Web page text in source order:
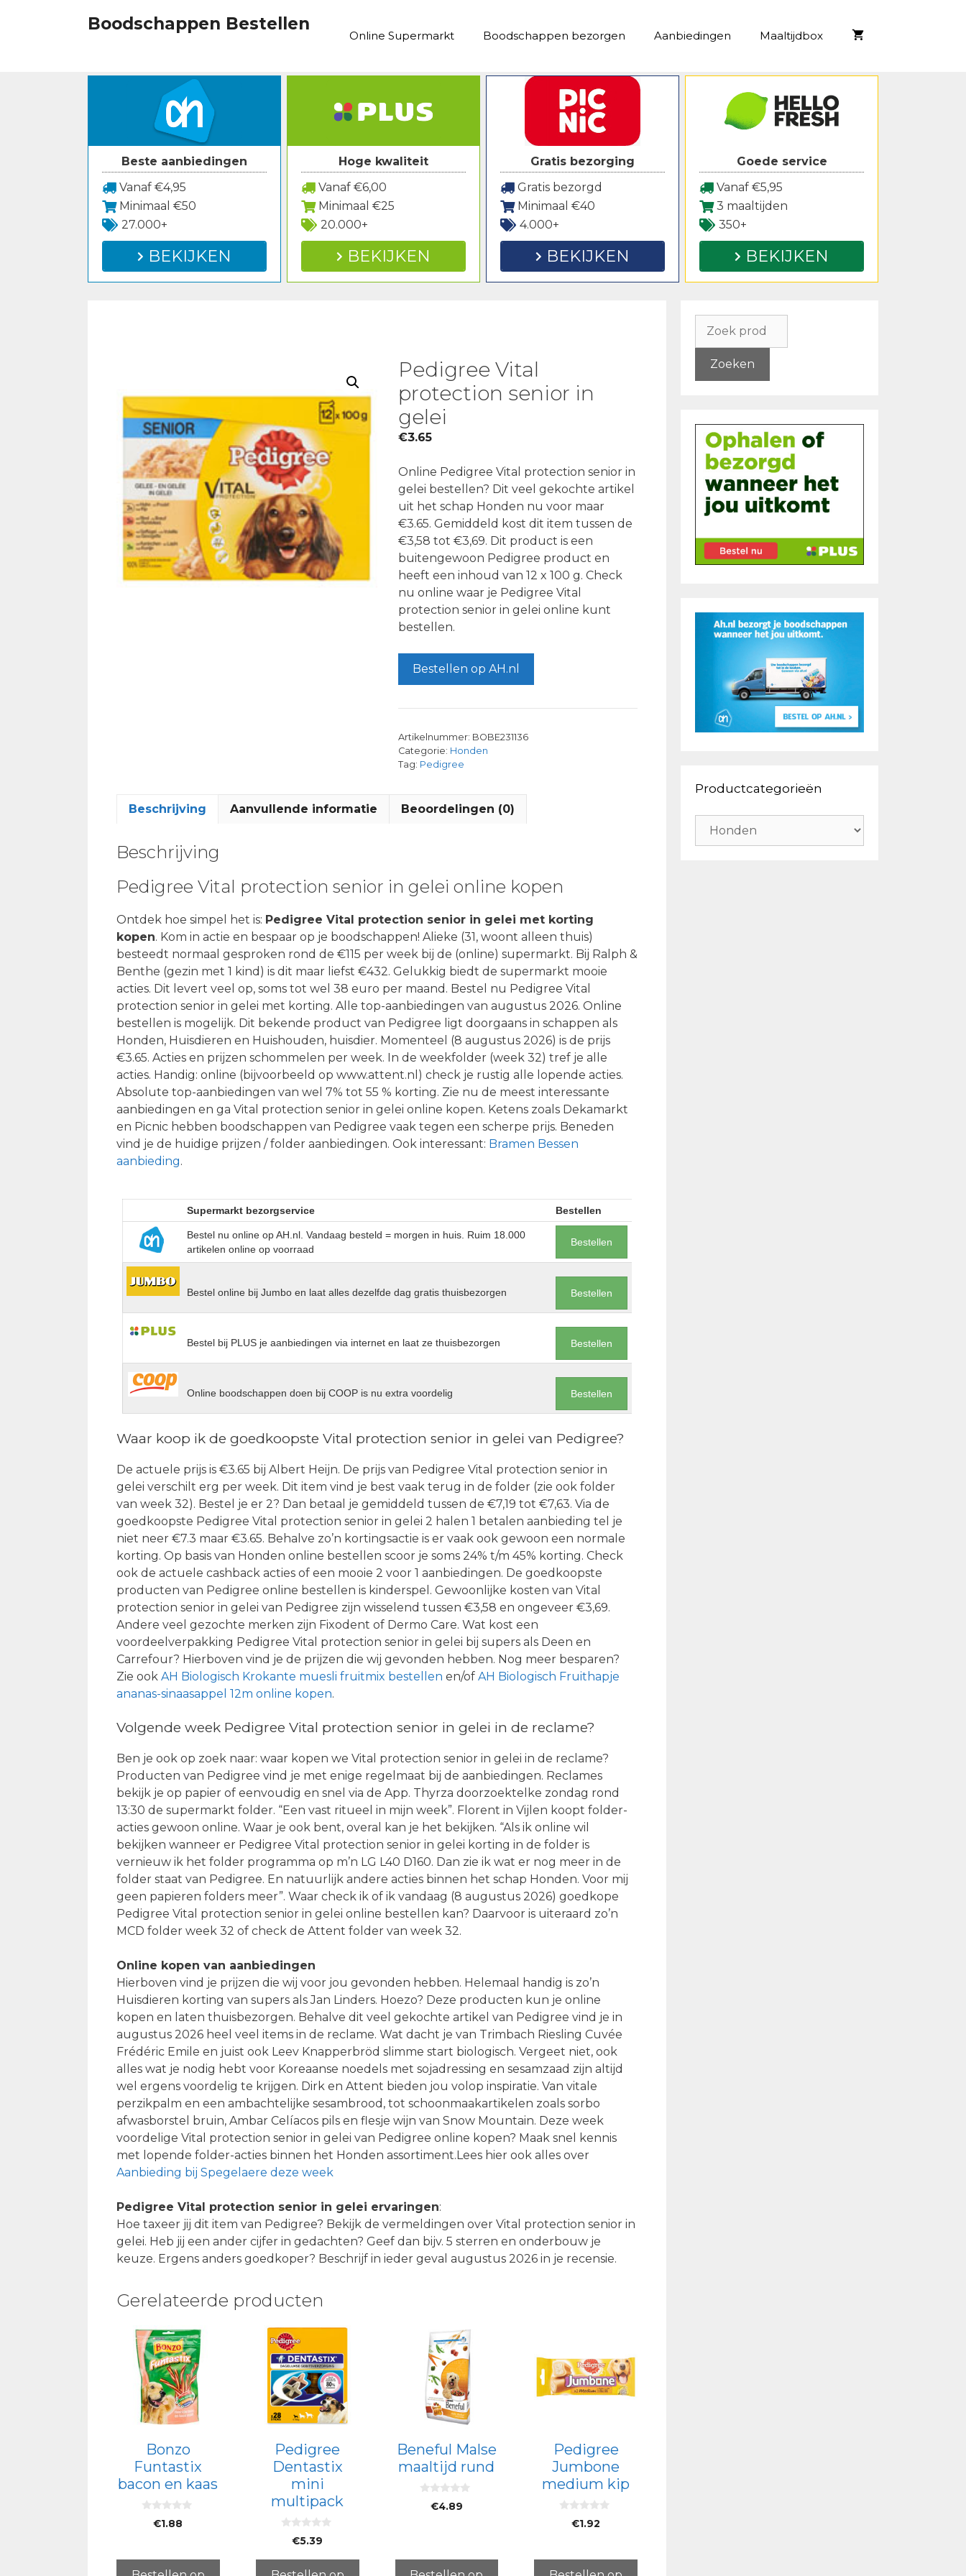
Boodschappen Bestellen
Online Supermarkt Boodschappen bezorgen Aanbiedingen Maaltijdbox
Beste aanbiedingen
Vanaf €4,95
Minimaal €50
27.000+
BEKIJKEN
Hoge kwaliteit
Vanaf €6,00
Minimaal €25
20.000+
BEKIJKEN
Gratis bezorging
Gratis bezorgd
Minimaal €40
4.000+
BEKIJKEN
Goede service
Vanaf €5,95
3 maaltijden
350+
BEKIJKEN
Pedigree Vital
protection senior in
gelei
€3.65
Online Pedigree Vital protection senior in
gelei bestellen? Dit veel gekochte artikel
uit het schap Honden nu voor maar
€3.65. Gemiddeld kost dit item tussen de
€3,58 tot €3,69. Dit product is een
buitengewoon Pedigree product en
heeft een inhoud van 12 x 100 g. Check
nu online waar je Pedigree Vital
protection senior in gelei online kunt
bestellen.
Bestellen op AH.nl
Artikelnummer: BOBE231136
Categorie: Honden
Tag: Pedigree
Beschrijving Aanvullende informatie Beoordelingen (0)
Beschrijving
Pedigree Vital protection senior in gelei online kopen
Ontdek hoe simpel het is: Pedigree Vital protection senior in gelei met korting
kopen. Kom in actie en bespaar op je boodschappen! Alieke (31, woont alleen thuis)
besteedt normaal gesproken rond de €115 per week bij de (online) supermarkt. Bij Ralph &
Benthe (gezin met 1 kind) is dit maar liefst €432. Gelukkig biedt de supermarkt mooie
acties. Dit levert veel op, soms tot wel 38 euro per maand. Bestel nu Pedigree Vital
protection senior in gelei met korting. Alle top-aanbiedingen van augustus 2026. Online
bestellen is mogelijk. Dit bekende product van Pedigree ligt doorgaans in schappen als
Honden, Huisdieren en Huishouden, huisdier. Momenteel (8 augustus 2026) is de prijs
€3.65. Acties en prijzen schommelen per week. In de weekfolder (week 32) tref je alle
acties. Handig: online (bijvoorbeeld op www.attent.nl) check je rustig alle lopende acties.
Absolute top-aanbiedingen van wel 7% tot 55 % korting. Zie nu de meest interessante
aanbiedingen en ga Vital protection senior in gelei online kopen. Ketens zoals Dekamarkt
en Picnic hebben boodschappen van Pedigree vaak tegen een scherpe prijs. Beneden
vind je de huidige prijzen / folder aanbiedingen. Ook interessant: Bramen Bessen
aanbieding.
Supermarkt bezorgservice Bestellen
Bestel nu online op AH.nl. Vandaag besteld = morgen in huis. Ruim 18.000
artikelen online op voorraad
Bestellen
Bestel online bij Jumbo en laat alles dezelfde dag gratis thuisbezorgen Bestellen
Bestel bij PLUS je aanbiedingen via internet en laat ze thuisbezorgen Bestellen
Online boodschappen doen bij COOP is nu extra voordelig Bestellen
Waar koop ik de goedkoopste Vital protection senior in gelei van Pedigree?
De actuele prijs is €3.65 bij Albert Heijn. De prijs van Pedigree Vital protection senior in
gelei verschilt erg per week. Dit item vind je best vaak terug in de folder (zie ook folder
van week 32). Bestel je er 2? Dan betaal je gemiddeld tussen de €7,19 tot €7,63. Via de
goedkoopste Pedigree Vital protection senior in gelei 2 halen 1 betalen aanbieding tel je
niet neer €7.3 maar €3.65. Behalve zo’n kortingsactie is er vaak ook gewoon een normale
korting. Op basis van Honden online bestellen scoor je soms 24% t/m 45% korting. Check
ook de actuele cashback acties of een mooie 2 voor 1 aanbiedingen. De goedkoopste
producten van Pedigree online bestellen is kinderspel. Gewoonlijke kosten van Vital
protection senior in gelei van Pedigree zijn wisselend tussen €3,58 en ongeveer €3,69.
Andere veel gezochte merken zijn Fixodent of Dermo Care. Wat kost een
voordeelverpakking Pedigree Vital protection senior in gelei bij supers als Deen en
Carrefour? Hierboven vind je de prijzen die wij gevonden hebben. Nog meer besparen?
Zie ook AH Biologisch Krokante muesli fruitmix bestellen en/of AH Biologisch Fruithapje
ananas-sinaasappel 12m online kopen.
Volgende week Pedigree Vital protection senior in gelei in de reclame?
Ben je ook op zoek naar: waar kopen we Vital protection senior in gelei in de reclame?
Producten van Pedigree vind je met enige regelmaat bij de aanbiedingen. Reclames
bekijk je op papier of eenvoudig en snel via de App. Thyrza doorzoektelke zondag rond
13:30 de supermarkt folder. “Een vast ritueel in mijn week”. Florent in Vijlen koopt folder-
acties gewoon online. Waar je ook bent, overal kan je het bekijken. “Als ik online wil
bekijken wanneer er Pedigree Vital protection senior in gelei korting in de folder is
vernieuw ik het folder programma op m’n LG L40 D160. Dan zie ik wat er nog meer in de
folder staat van Pedigree. En natuurlijk andere acties binnen het schap Honden. Voor mij
geen papieren folders meer”. Waar check ik of ik vandaag (8 augustus 2026) goedkope
Pedigree Vital protection senior in gelei online bestellen kan? Daarvoor is uiteraard zo’n
MCD folder week 32 of check de Attent folder van week 32.
Online kopen van aanbiedingen
Hierboven vind je prijzen die wij voor jou gevonden hebben. Helemaal handig is zo’n
Huisdieren korting van supers als Jan Linders. Hoezo? Deze producten kun je online
kopen en laten thuisbezorgen. Behalve dit veel gekochte artikel van Pedigree vind je in
augustus 2026 heel veel items in de reclame. Wat dacht je van Trimbach Riesling Cuvée
Frédéric Emile en juist ook Leev Knapperbröd slimme start biologisch. Vergeet niet, ook
alles wat je nodig hebt voor Koreaanse noedels met sojadressing en sesamzaad zijn altijd
wel ergens voordelig te krijgen. Dirk en Attent bieden jou volop inspiratie. Van vitale
perzikpalm en een ambachtelijke sesambrood, tot schoonmaakartikelen zoals sorbo
afwasborstel bruin, Ambar Celíacos pils en flesje wijn van Snow Mountain. Deze week
voordelige Vital protection senior in gelei van Pedigree online kopen? Maak snel kennis
met lopende folder-acties binnen het Honden assortiment.Lees hier ook alles over
Aanbieding bij Spegelaere deze week
Pedigree Vital protection senior in gelei ervaringen:
Hoe taxeer jij dit item van Pedigree? Bekijk de vermeldingen over Vital protection senior in
gelei. Heb jij een ander cijfer in gedachten? Geef dan bijv. 5 sterren en onderbouw je
keuze. Ergens anders goedkoper? Beschrijf in ieder geval augustus 2026 in je recensie.
Gerelateerde producten
Bonzo
Funtastix
bacon en kaas
€1.88
Pedigree
Dentastix
mini
multipack
5
€5.39
Beneful Malse
maaltijd rund
€4.89
Pedigree
Jumbone
medium kip
€1.92
naar:
Zoeken
Productcategorieën